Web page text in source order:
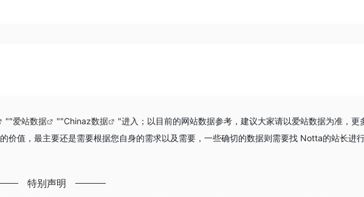
""爱站数据 ""Chinaz数据
"进入；以目前的网站数据参考，建议大家请以爱站数据为准，更
值，最主要还是需要根据您自身的需求以及需要，一些确切的数据则需要找 Notta的站长进
特别声明